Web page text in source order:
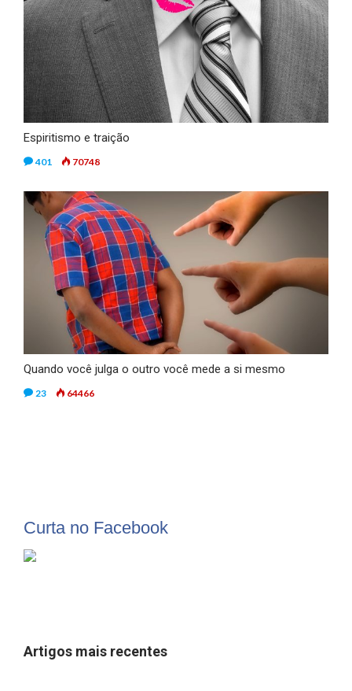
Espiritismo e traição
401 70748
Quando você julga o outro você mede a si mesmo
23 64466
Curta no Facebook
Artigos mais recentes